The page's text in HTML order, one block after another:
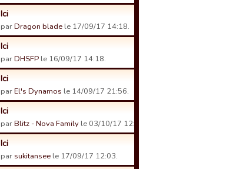
Ici
parDragon blade le 17/09/17 14:18.
Ici
parDHSFP le 16/09/17 14:18.
Ici
parEl's Dynamos le 14/09/17 21:56.
Ici
parBlitz - Nova Family le 03/10/17 12:40.
Ici
par sukitansee le 17/09/17 12:03.